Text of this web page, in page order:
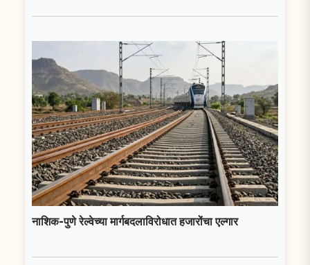
नाशिक-पुणे रेल्वेच्या मार्गबदलाविरोधात हजारोंचा एल्गार